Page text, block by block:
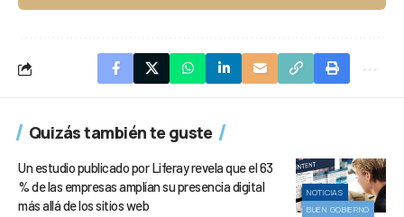
Quizás también te guste
NOTICIAS
BUEN GOBIERNO
Un estudio publicado por Liferay revela que el 63
% de las empresas amplían su presencia digital
más allá de los sitios web